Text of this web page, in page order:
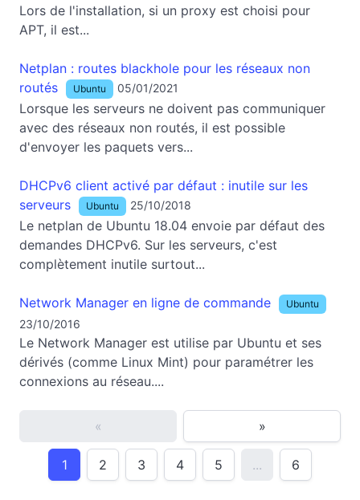
Lors de l'installation, si un proxy est choisi pour
APT, il est...
Netplan : routes blackhole pour les réseaux non
routés
Ubuntu 05/01/2021
Lorsque les serveurs ne doivent pas communiquer
avec des réseaux non routés, il est possible
d'envoyer les paquets vers...
DHCPv6 client activé par défaut : inutile sur les
serveurs
Ubuntu 25/10/2018
Le netplan de Ubuntu 18.04 envoie par défaut des
demandes DHCPv6. Sur les serveurs, c'est
complètement inutile surtout...
Network Manager en ligne de commande Ubuntu
23/10/2016
Le Network Manager est utilise par Ubuntu et ses
dérivés (comme Linux Mint) pour paramétrer les
connexions au réseau....
« »
1 2 3 4 5 ... 6